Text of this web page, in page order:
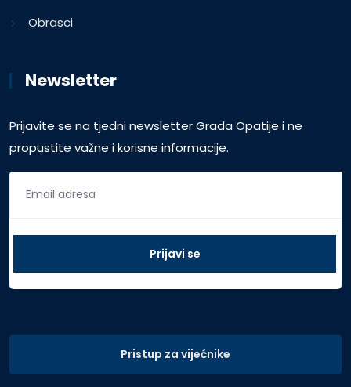
Obrasci
Newsletter
Prijavite se na tjedni newsletter Grada Opatije i ne
propustite važne i korisne informacije.
Pristup za vijećnike